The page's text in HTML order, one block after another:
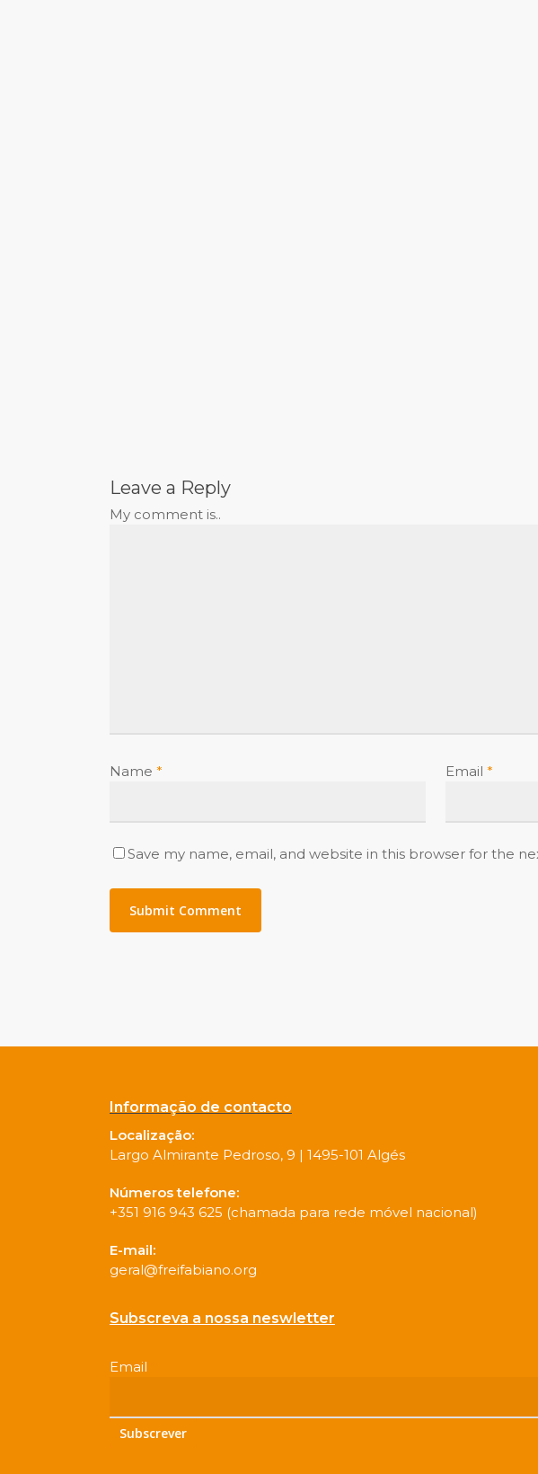
Leave a Reply
My comment is..
Name * Email *
Save my name, email, and website in this browser for the
Informação de contacto
Localização:
Largo Almirante Pedroso, 9 | 1495-101 Algés
Números telefone:
+351 916 943 625 (chamada para rede móvel nacional)
E-mail:
geral@freifabiano.org
Subscreva a nossa neswletter
Email
Subscrever